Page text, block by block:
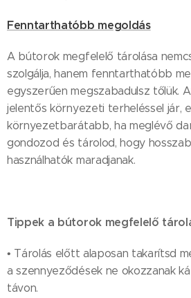
Fenntarthatóbb megoldás
A bútorok megfelelő tárolása
szolgálja, hanem fenntarthatóbb
egyszerűen megszabadulsz tőlük.
jelentős környezeti terheléssel jár,
környezetbarátabb, ha meglévő
gondozod és tárolod, hogy
használhatók maradjanak.
Tippek a bútorok megfelelő
• Tárolás előtt alaposan takarítsd
a szennyeződések ne okozzanak
távon.